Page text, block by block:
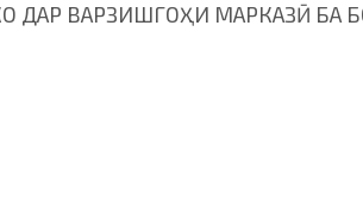
ДАР ВАРЗИШГОҲИ МАРКАЗӢ